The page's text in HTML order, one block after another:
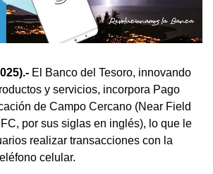
El Banco del Tesoro, innovando
y servicios, incorpora Pago
de Campo Cercano (Near Field
por sus siglas en inglés), lo que le
realizar transacciones con la
celular.